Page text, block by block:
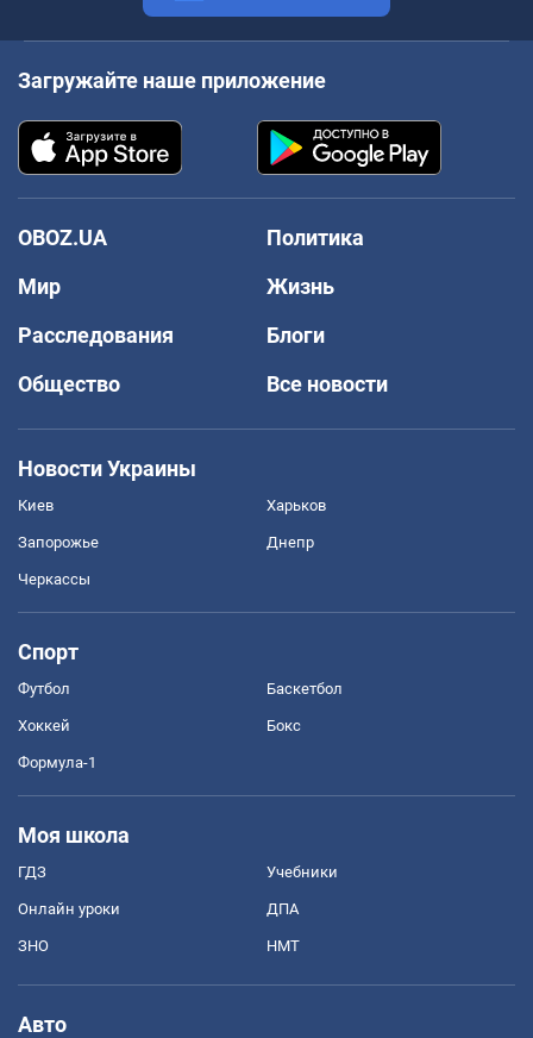
Загружайте наше приложение
OBOZ.UA
Политика
Мир
Жизнь
Расследования
Блоги
Общество
Все новости
Новости Украины
Киев Харьков
Запорожье Днепр
Черкассы
Спорт
Футбол Баскетбол
Хоккей Бокс
Формула-1
Моя школа
ГДЗ Учебники
Онлайн уроки ДПА
ЗНО НМТ
Авто